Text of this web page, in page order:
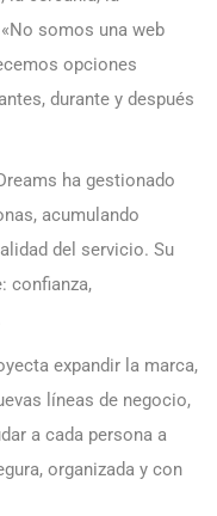
somos una web
opciones
durante y después
ha gestionado
acumulando
del servicio. Su
confianza,
expandir la marca,
líneas de negocio,
a cada persona a
organizada y con